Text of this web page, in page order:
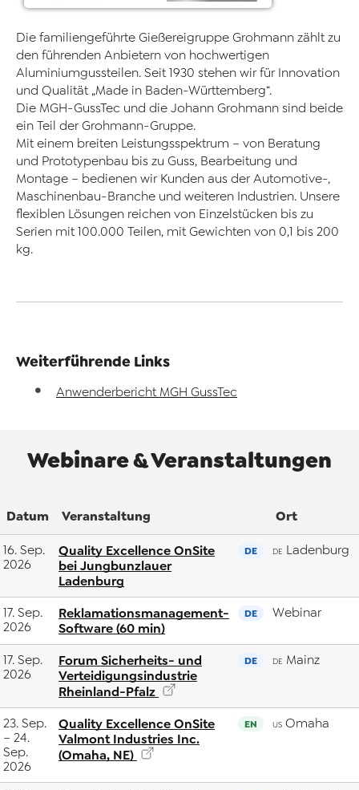
Die familiengeführte Gießereigruppe Grohmann zählt zu
den führenden Anbietern von hochwertigen
Aluminiumgussteilen. Seit 1930 stehen wir für Innovation
und Qualität „Made in Baden-Württemberg“.
Die MGH-GussTec und die Johann Grohmann sind beide
ein Teil der Grohmann-Gruppe.
Mit einem breiten Leistungsspektrum – von Beratung
und Prototypenbau bis zu Guss, Bearbeitung und
Montage – bedienen wir Kunden aus der Automotive-,
Maschinenbau-Branche und weiteren Industrien. Unsere
flexiblen Lösungen reichen von Einzelstücken bis zu
Serien mit 100.000 Teilen, mit Gewichten von 0,1 bis 200
kg.
Weiterführende Links
Anwenderbericht MGH GussTec
Webinare & Veranstaltungen
Datum Veranstaltung Ort
16. Sep.
2026
Quality Excellence OnSite
bei Jungbunzlauer
Ladenburg
DE DE Ladenburg
17. Sep.
2026
Reklamationsmanagement-
Software (60 min)
DE Webinar
17. Sep.
2026
Forum Sicherheits- und
Verteidigungsindustrie
Rheinland-Pfalz
DE DE Mainz
23. Sep.
– 24.
Sep.
2026
Quality Excellence OnSite
Valmont Industries Inc.
(Omaha, NE)
EN US Omaha